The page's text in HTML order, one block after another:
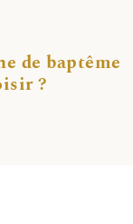
de baptême
?